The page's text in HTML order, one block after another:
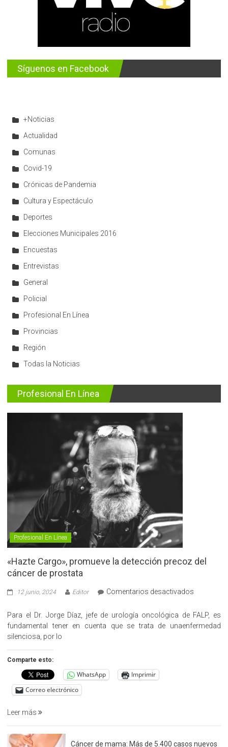
Síguenos en Facebook
+Noticias
Actualidad
Comunas
Covid-19
Crónicas de Pandemia
Cultura y Espectáculo
Deportes
Elecciones Municipales 2016
Encuestas
Entrevistas
General
Policial
Profesional En Línea
Provincias
Región
Todas la Noticias
Profesional En Línea
Profesional En Línea
«Hazte Cargo», promueve la detección precoz del
cáncer de prostata
12 junio, 2024 Editor Comentarios desactivados
Cargo»,
promueve
Para el Dr. Jorge Díaz, jefe de urología oncológica de FALP, es
fundamental tener en cuenta que se trata de unaenfermedad
silenciosa, por lo
Comparte esto:
WhatsApp
Imprimir
Correo electrónico
Leer más
Cáncer de mama: Más de 5.400 casos nuevos